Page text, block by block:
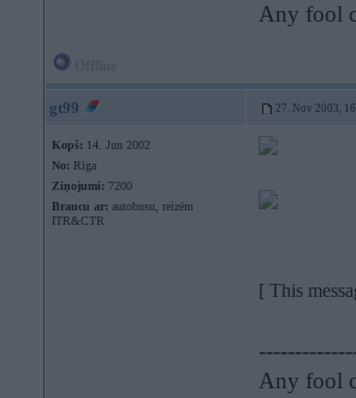
Any fool
gt99 27. Nov 2003,
Kopš: 14. Jun 2002
No: Rīga
Ziņojumi: 7200
Braucu ar: autobusu, reizēm
ITR&CTR
[ This
Any fool